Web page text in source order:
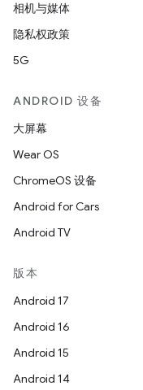
相机与媒体
隐私权政策
5G
ANDROID 设备
大屏幕
Wear OS
ChromeOS 设备
Android for Cars
Android TV
版本
Android 17
Android 16
Android 15
Android 14